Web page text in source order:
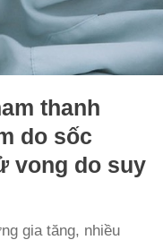
thanh
do sốc
vong do suy
gia tăng, nhiều